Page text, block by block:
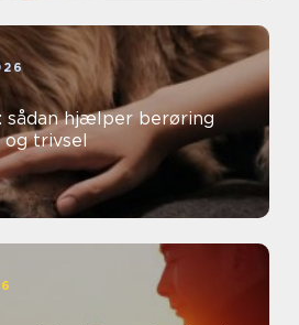
sådan hjælper berøring
og trivsel